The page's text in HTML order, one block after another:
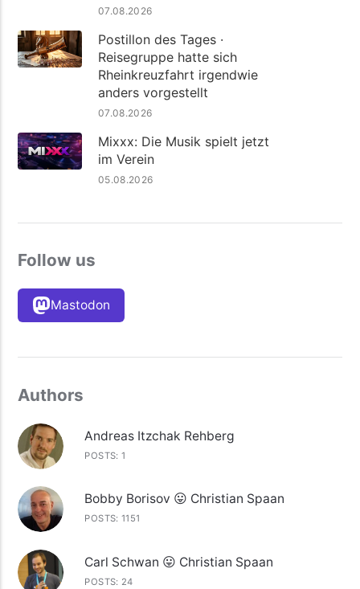
07.08.2026
Postillon des Tages ·
Reisegruppe hatte sich
Rheinkreuzfahrt irgendwie
anders vorgestellt
07.08.2026
Mixxx: Die Musik spielt jetzt
im Verein
05.08.2026
Follow us
Mastodon
Authors
Andreas Itzchak Rehberg
POSTS: 1
Bobby Borisov 😛 Christian Spaan
POSTS: 1151
Carl Schwan 😛 Christian Spaan
POSTS: 24